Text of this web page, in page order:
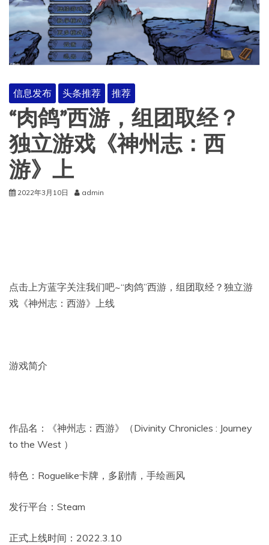
信息发布 头条推荐 推荐
“肉鸽”西游，组团取经？
独立游戏《神州志：西
游》上
2022年3月10日 admin
点击上方蓝字关注我们吧~“肉鸽”西游，组团取经？独立游
戏《神州志：西游》上线
游戏简介
作品名：《神州志：西游》（Divinity Chronicles : Journey
to the West ）
特色：Roguelike卡牌，多剧情，手绘画风
发行平台：Steam
正式上线时间：2022.3.10